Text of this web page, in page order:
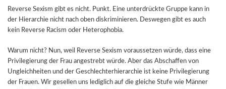
Reverse Sexism gibt es nicht. Punkt. Eine unterdrückte Gruppe kann in
der Hierarchie nicht nach oben diskriminieren. Deswegen gibt es auch
kein Reverse Racism oder Heterophobia.
Warum nicht? Nun, weil Reverse Sexism voraussetzen würde, dass eine
Privilegierung der Frau angestrebt würde. Aber das Abschaffen von
Ungleichheiten und der Geschlechterhierarchie ist keine Privilegierung
der Frauen. Wir gesellen uns lediglich auf die gleiche Stufe wie Männer